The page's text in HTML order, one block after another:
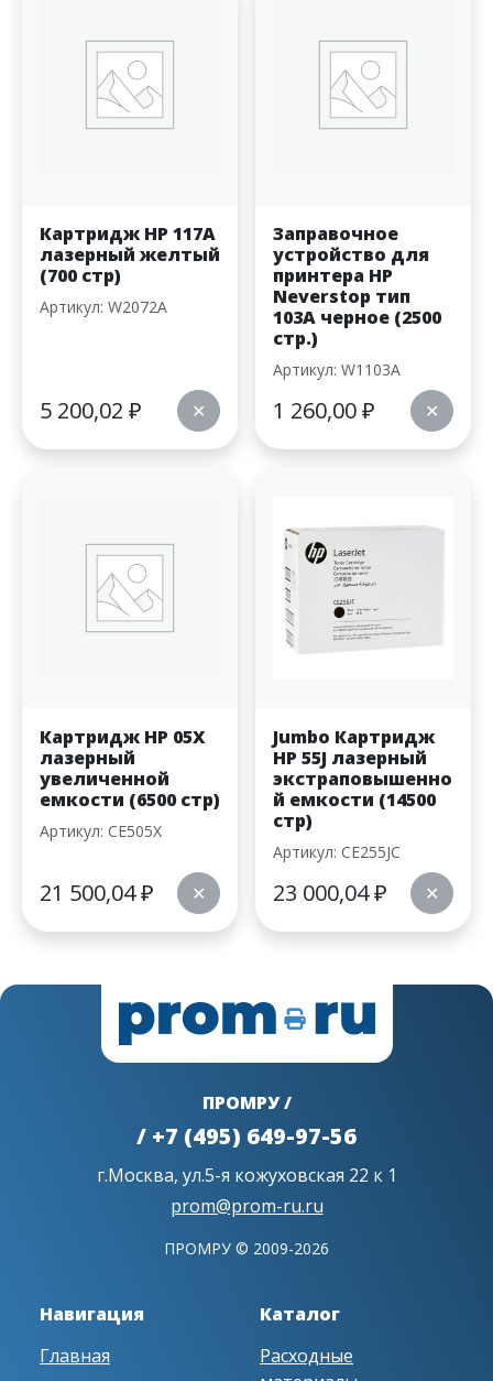
Картридж HP 117A
лазерный желтый
(700 стр)
Артикул: W2072A
5 200,02 ₽ ✕
Заправочное
устройство для
принтера HP
Neverstop тип
103A черное (2500
стр.)
Артикул: W1103A
1 260,00₽ ✕
Картридж HP 05X
лазерный
увеличенной
емкости (6500 стр)
Артикул: CE505X
21 500,04₽ ✕
Jumbo Картридж
HP 55J лазерный
экстраповышенно
й емкости (14500
стр)
Артикул: CE255JC
23 000,04₽ ✕
ПРОМРУ /
/ +7 (495) 649-97-56
г.Москва, ул.5-я кожуховская 22 к 1
prom@prom-ru.ru
ПРОМРУ © 2009-2026
Навигация
Главная
Каталог
Расходные